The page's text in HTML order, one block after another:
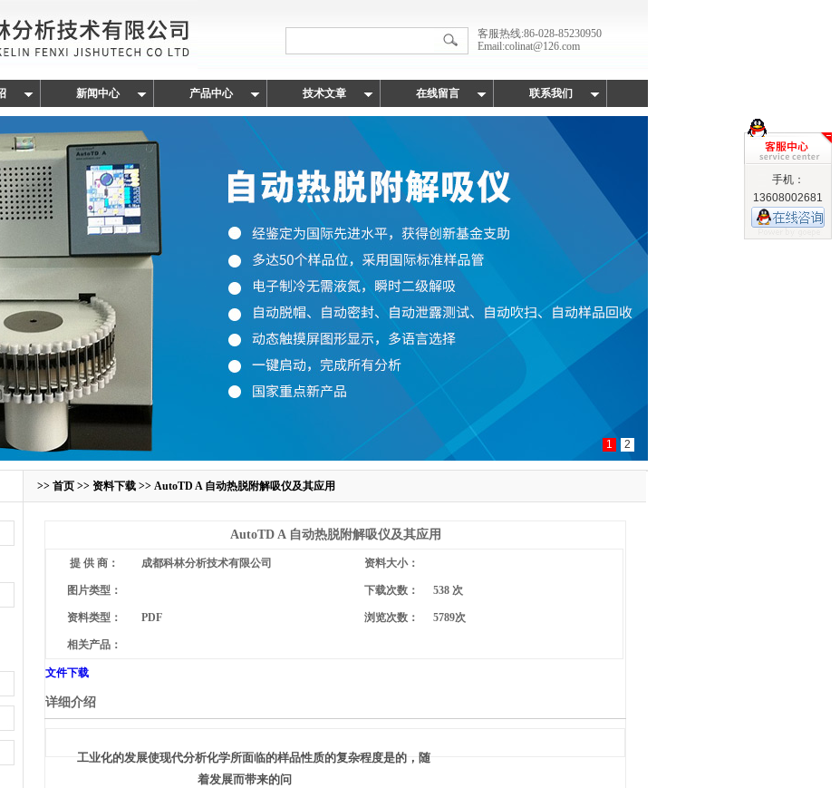
客服热线:86-028-85230950
Email:colinat@126.com
新闻中心 产品中心 技术文章 在线留言 联系我们
1 2
>> 首页 >> 资料下载 >> AutoTD A 自动热脱附解吸仪及其应用
AutoTD A 自动热脱附解吸仪及其应用
提 供 商： 成都科林分析技术有限公司 资料大小：
图片类型： 下载次数： 538 次
资料类型： PDF 浏览次数： 5789次
相关产品：
文件下载
详细介绍
工业化的发展使现代分析化学所面临的样品性质的复杂程度是的，随
着发展而带来的问
手机：
13608002681